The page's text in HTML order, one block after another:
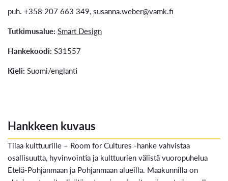
puh. +358 207 663 349,susanna.weber@vamk.fi
Tutkimusalue: Smart Design
Hankekoodi: S31557
Kieli: Suomi/englanti
Hankkeen kuvaus
Tilaa kulttuurille – Room for Cultures -hanke vahvistaa
osallisuutta, hyvinvointia ja kulttuurien välistä vuoropuhelua
Etelä-Pohjanmaan ja Pohjanmaan alueilla. Maakunnilla on